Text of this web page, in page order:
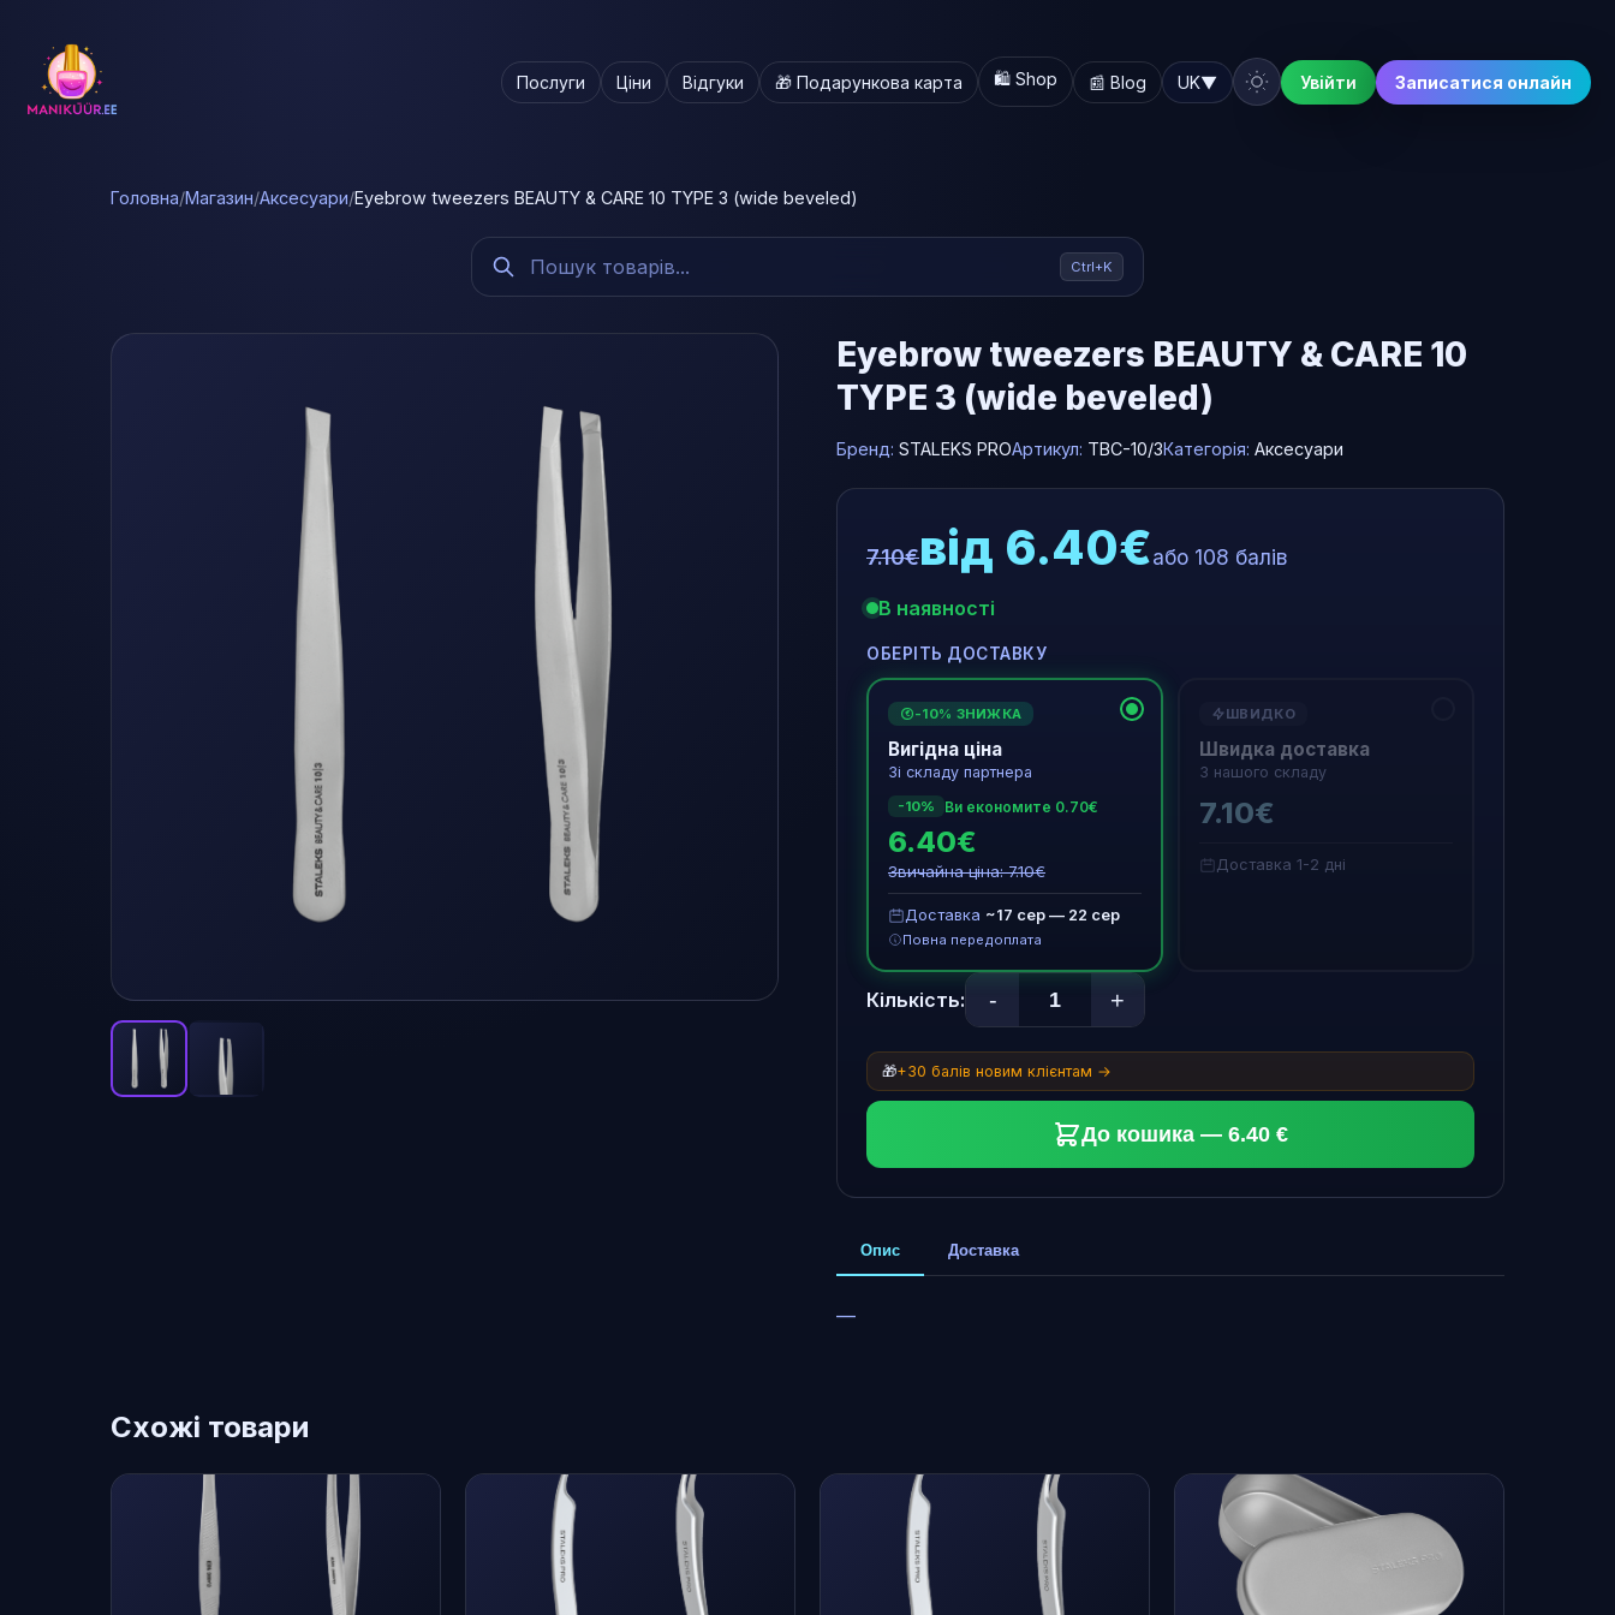
Послуги Ціни Відгуки 🎁 Подарункова карта 🛍️ Shop 📰 Blog UK▼ Увійти Записатися онлайн
Головна/Магазин/Аксесуари/Eyebrow tweezers BEAUTY & CARE 10 TYPE 3 (wide beveled)
Ctrl+K
Eyebrow tweezers BEAUTY & CARE 10
TYPE 3 (wide beveled)
Бренд: STALEKS PROАртикул: TBC-10/3Категорія: Аксесуари
7.10€від 6.40€або 108 балів
В наявності
ОБЕРІТЬ ДОСТАВКУ
€ -10% ЗНИЖКА
Вигідна ціна
Зі складу партнера
-10% Ви економите 0.70€
6.40€
Звичайна ціна: 7.10€
Доставка ~17 сер — 22 сер
Повна передоплата
ШВИДКО
Швидка доставка
З нашого складу
7.10€
Доставка 1-2 дні
Кількість: - +
🎁+30 балів новим клієнтам →
До кошика — 6.40 €
Опис Доставка
—
Схожі товари